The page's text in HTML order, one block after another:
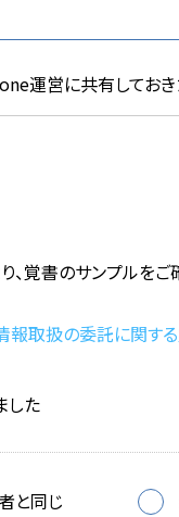
運営に共有しておき
、覚書のサンプルを
報取扱の委託に関する
した
と同じ